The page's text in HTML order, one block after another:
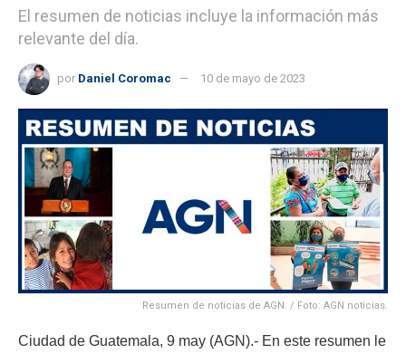
El resumen de noticias incluye la información más
relevante del día.
por Daniel Coromac 10 de mayo de 2023
Resumen de noticias de AGN. / Foto: AGN noticias.
Ciudad de Guatemala, 9 may (AGN).- En este resumen le